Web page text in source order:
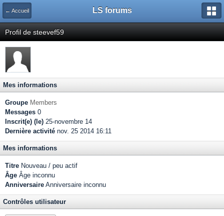
← Accueil LS forums
Profil de steevef59
Mes informations
Groupe Members
Messages 0
Inscrit(e) (le) 25-novembre 14
Dernière activité nov. 25 2014 16:11
Mes informations
Titre Nouveau / peu actif
Âge Âge inconnu
Anniversaire Anniversaire inconnu
Contrôles utilisateur